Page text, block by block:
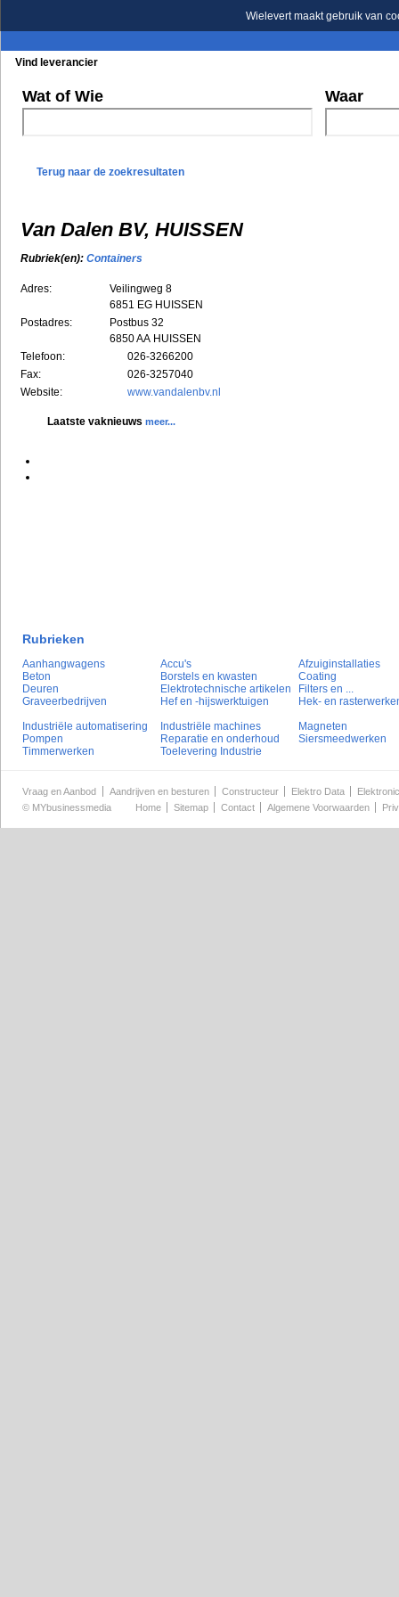
Wielevert maakt gebruik van
Vind leverancier
Wat of Wie Waar
Terug naar de zoekresultaten
Van Dalen BV, HUISSEN
Rubriek(en): Containers
Adres:
Veilingweg 8
6851 EG HUISSEN
Postadres:
Postbus 32
6850 AA HUISSEN
Telefoon:
026-3266200
Fax:
026-3257040
Website:
www.vandalenbv.nl
Laatste vaknieuws meer...
Rubrieken
Aanhangwagens Accu's
Afzuiginstallaties
Beton
Borstels en kwasten
Coating
Deuren
Elektrotechnische artikelen
Filters en ...
Graveerbedrijven
Hef en -hijswerktuigen
Hek- en
Industriële automatisering
Industriële machines
Magneten
Pompen
Reparatie en onderhoud
Siersmeedwerken
Timmerwerken
Toelevering Industrie
Vraag en Aanbod Aandrijven en besturen Constructeur Elektro Data
© MYbusinessmedia Home Sitemap Contact Algemene Voorwaarden